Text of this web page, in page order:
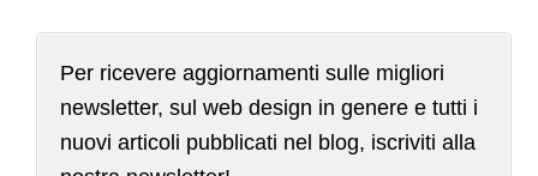
Per ricevere aggiornamenti sulle migliori
newsletter, sul web design in genere e tutti i
nuovi articoli pubblicati nel blog, iscriviti alla